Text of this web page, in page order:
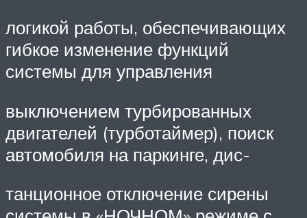
логикой работы, обеспечивающих
гибкое изменение функций
системы для управления
выключением турбированных
двигателей (турботаймер), поиск
автомобиля на паркинге, дис-
танционное отключение сирены